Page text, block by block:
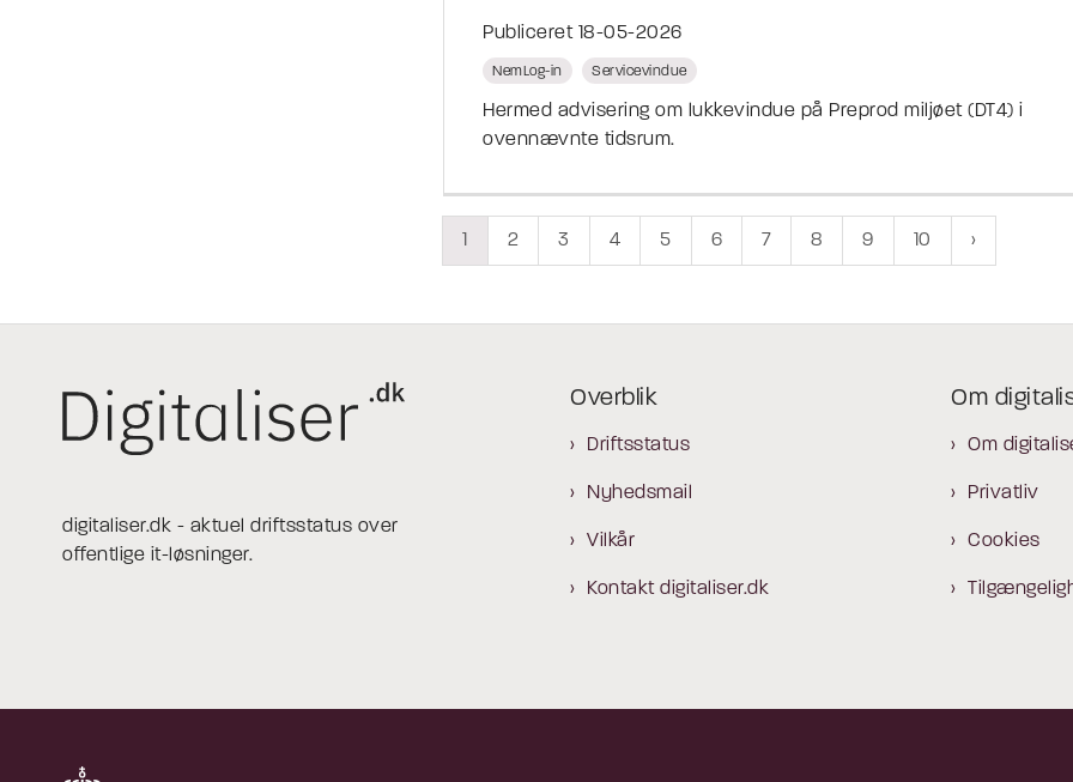
Publiceret 18-05-2026
NemLog-in Servicevindue
Hermed advisering om lukkevindue på Preprod miljøet (DT4) i
ovennævnte tidsrum.
1 2 3 4 5 6 7 8 9 10
digitaliser.dk - aktuel driftsstatus over
offentlige it-løsninger.
Overblik
Driftsstatus
Nyhedsmail
Vilkår
Kontakt digitaliser.dk
Om
Om
Privatliv
Cookies